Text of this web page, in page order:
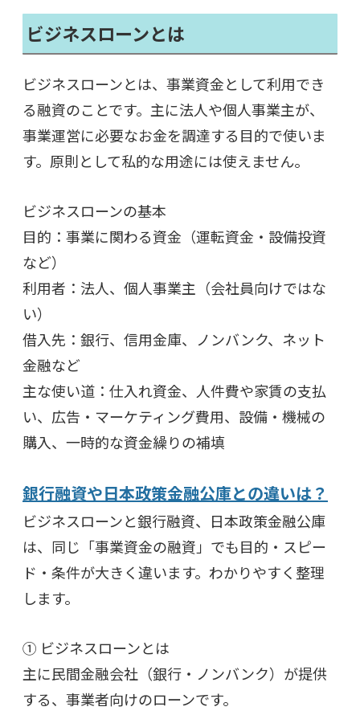
ビジネスローンとは
ビジネスローンとは、事業資金として利用でき
る融資のことです。主に法人や個人事業主が、
事業運営に必要なお金を調達する目的で使いま
す。原則として私的な用途には使えません。
ビジネスローンの基本
目的：事業に関わる資金（運転資金・設備投資
など）
利用者：法人、個人事業主（会社員向けではな
い）
借入先：銀行、信用金庫、ノンバンク、ネット
金融など
主な使い道：仕入れ資金、人件費や家賃の支払
い、広告・マーケティング費用、設備・機械の
購入、一時的な資金繰りの補填
銀行融資や日本政策金融公庫との違いは？
ビジネスローンと銀行融資、日本政策金融公庫
は、同じ「事業資金の融資」でも目的・スピー
ド・条件が大きく違います。わかりやすく整理
します。
① ビジネスローンとは
主に民間金融会社（銀行・ノンバンク）が提供
する、事業者向けのローンです。